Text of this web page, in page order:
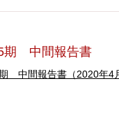
期 中間報告書
中間報告書（2020年4